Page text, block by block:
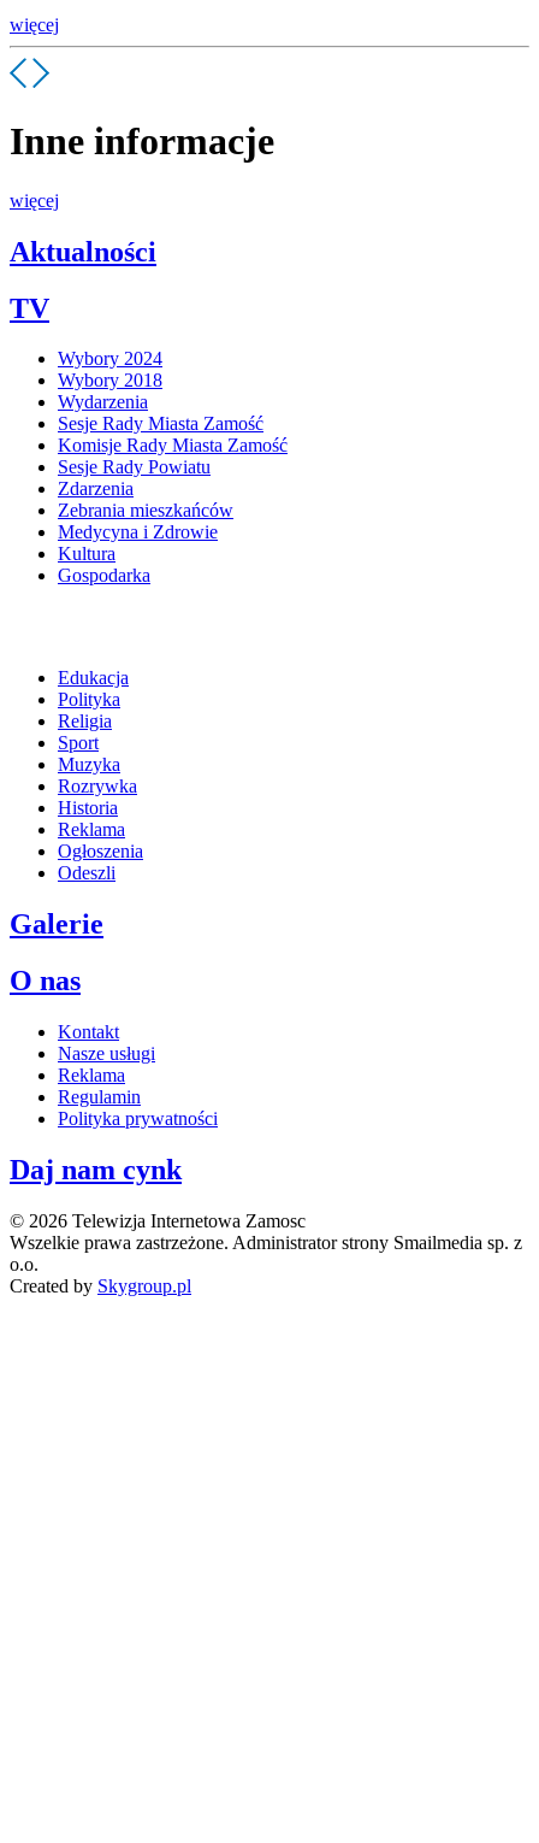
więcej
Inne informacje
więcej
Aktualności
TV
Wybory 2024
Wybory 2018
Wydarzenia
Sesje Rady Miasta Zamość
Komisje Rady Miasta Zamość
Sesje Rady Powiatu
Zdarzenia
Zebrania mieszkańców
Medycyna i Zdrowie
Kultura
Gospodarka
Edukacja
Polityka
Religia
Sport
Muzyka
Rozrywka
Historia
Reklama
Ogłoszenia
Odeszli
Galerie
O nas
Kontakt
Nasze usługi
Reklama
Regulamin
Polityka prywatności
Daj nam cynk
© 2026 Telewizja Internetowa Zamosc
Wszelkie prawa zastrzeżone. Administrator strony Smailmedia sp. z
o.o.
Created by Skygroup.pl